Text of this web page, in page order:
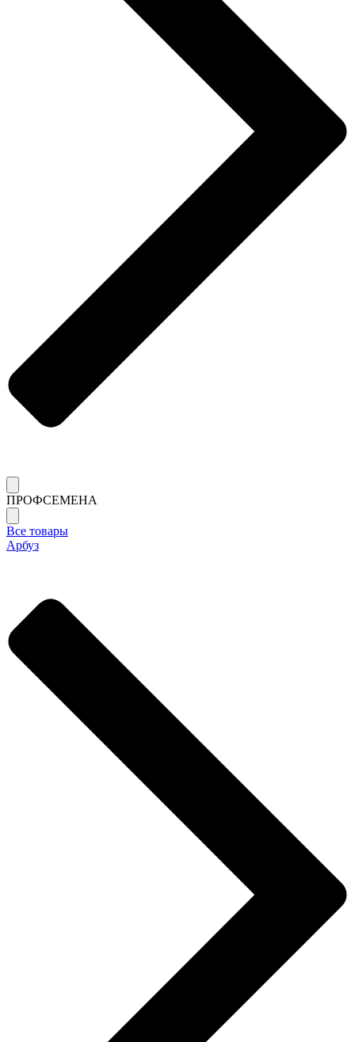
ПРОФСЕМЕНА
Все товары
Арбуз